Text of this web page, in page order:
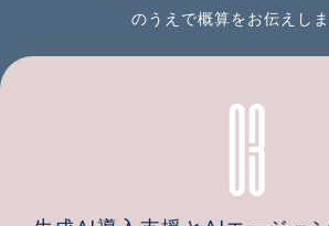
のうえで概算をお伝えしま
03